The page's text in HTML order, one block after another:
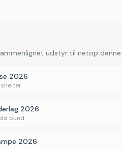
udstyr til netop
2026
2026
bund
2026